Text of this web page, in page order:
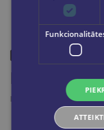
Līdzīgas
Ieskaties, varbūt noder